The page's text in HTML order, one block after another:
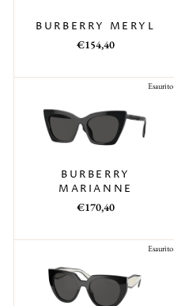
BURBERRY MERYL
Prezzo
listino
Prezzo
€154,40
Esaurito
BURBERRY
MARIANNE
Prezzo
listino
Prezzo
€170,40
Esaurito